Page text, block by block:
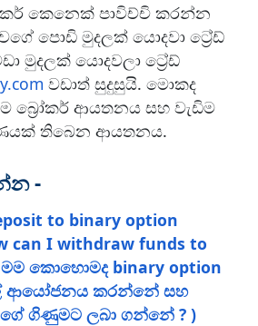
කෙනෙක් පාවිච්චි කරන්න
පොඩි මුදලක් යොදවා ට්‍රේඩ්
මුදලක් යොදවලා ට්‍රේඩ්
වඩාත් සුදුසුයි. මොකද
බ්‍රෝකර් ආයතනය සහ වැඩිම
තිබෙන ආයතනය.
-
to binary option
can I withdraw funds to
මම කොහොමද binary option
ආයෝජනය කරන්නේ සහ
ගිණුමට ලබා ගන්නේ ? )